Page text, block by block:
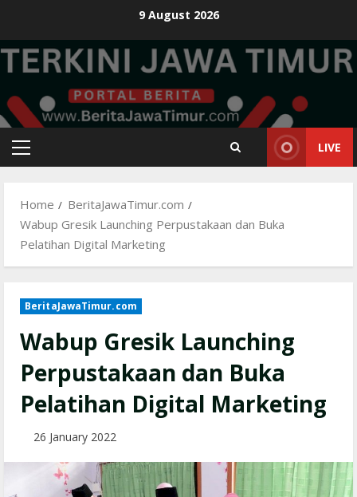
content
9 August 2026
Primary
LIVE
Home
BeritaJawaTimur.com
Wabup Gresik Launching Perpustakaan dan Buka
Pelatihan Digital Marketing
BeritaJawaTimur.com
Wabup Gresik Launching
Perpustakaan dan Buka
Pelatihan Digital Marketing
26 January 2022